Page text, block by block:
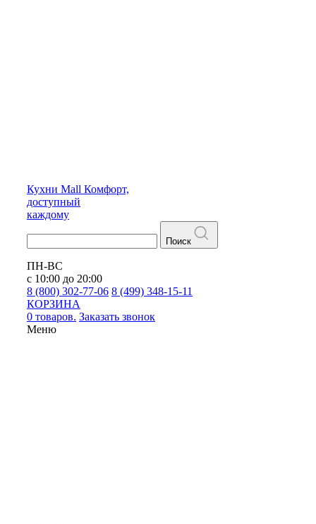
Кухни Mall Комфорт,
доступный
каждому
Поиск
ПН-ВС
с 10:00 до 20:00
8 (800) 302-77-06 8 (499) 348-15-11
КОРЗИНА
0 товаров. Заказать звонок
Меню